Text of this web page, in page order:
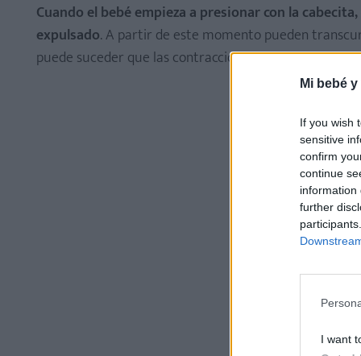
Mi bebé
If you wish
sensitive
confirm
continue
information
further
I want
Cuando el bebé empieza a presionar con la
expulsado. A partir de este momento pueden
puede suceder que las contracciones ganen en